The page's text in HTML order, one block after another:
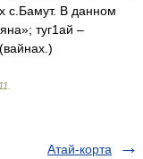
с.Бамут. В данном
туг1ай –
Атай-корта